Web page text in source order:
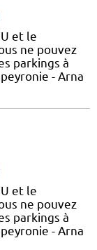
et le
ne pouvez
parkings à
- Arna
et le
ne pouvez
parkings à
- Arna